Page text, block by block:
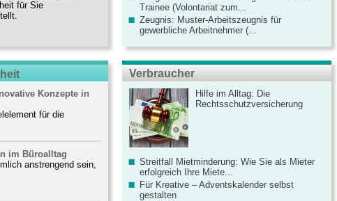
für Sie
Konzepte in
für die
im Büroalltag
anstrengend sein,
Trainee (Volontariat zum...
Zeugnis: Muster-Arbeitszeugnis für
gewerbliche Arbeitnehmer (...
Verbraucher
Hilfe im Alltag: Die
Rechtsschutzversicherung
Streitfall Mietminderung: Wie Sie als Mieter
erfolgreich Ihre Miete...
Für Kreative – Adventskalender selbst
gestalten